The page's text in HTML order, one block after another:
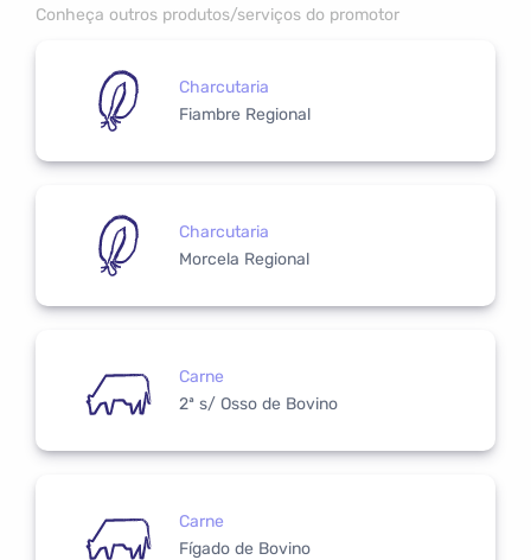
Conheça outros produtos/serviços do promotor
Charcutaria
Fiambre Regional
Charcutaria
Morcela Regional
Carne
2ª s/ Osso de Bovino
Carne
Fígado de Bovino